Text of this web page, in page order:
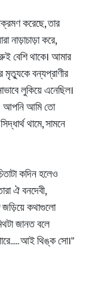
করেছে, তার
নাড়াচাড়া করে,
বেশি থাকে। আমার
বন্যপ্রাণীর
লুকিয়ে এনেছিল।
আপনি আমি তো
থামে, সামনে
কদিন হলেও
ঐ বনদেবী,
জড়িয়ে কথাগুলো
জানত বলে
আই থিঙ্ক সো।"